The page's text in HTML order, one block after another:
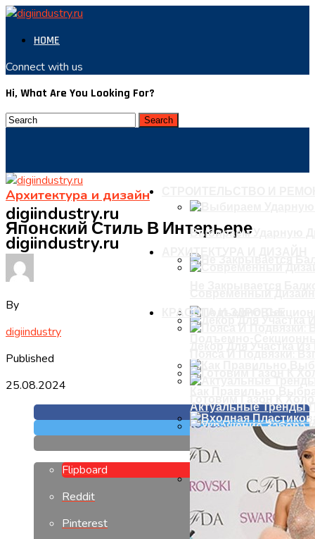
HOME
Connect with us
Hi, What Are You Looking For?
digiindustry.ru
digiindustry.ru
Выбираем Ударную
Входная
АРХИТЕКТУРА И ДИЗАЙН
Украшение Забора
Розы И Их
КРАСОТА И ЗДРОВЬЕ
Актуальные Тренды
Архитектура и дизайн
Японский Стиль В Интерьере
By
digiindustry
Published
25.08.2024
Flipboard
Reddit
Pinterest